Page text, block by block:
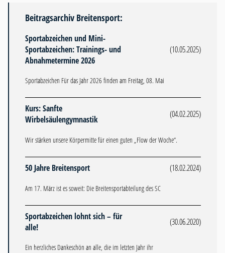
Beitragsarchiv Breitensport:
Sportabzeichen und Mini-
Sportabzeichen: Trainings- und
Abnahmetermine 2026
(10.05.2025)
Sportabzeichen Für das Jahr 2026 finden am Freitag, 08. Mai
Kurs: Sanfte
Wirbelsäulengymnastik
(04.02.2025)
Wir stärken unsere Körpermitte für einen guten „Flow der Woche“.
50 Jahre Breitensport (18.02.2024)
Am 17. März ist es soweit: Die Breitensportabteilung des SC
Sportabzeichen lohnt sich – für
alle!
(30.06.2020)
Ein herzliches Dankeschön an alle, die im letzten Jahr ihr